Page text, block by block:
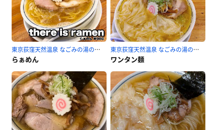
東京荻窪天然温泉 なごみの湯のサ活
らぁめん
東京荻窪天然温泉 なごみの湯のサ活
ワンタン麺